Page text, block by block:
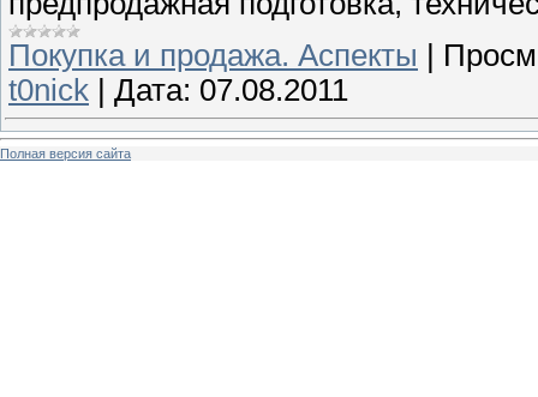
Покупка и продажа. Аспекты
t0nick
Дата: 07.08.2011
Полная версия сайта